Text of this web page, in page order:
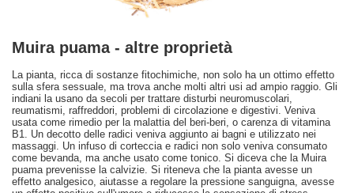
Muira puama - altre proprietà
La pianta, ricca di sostanze fitochimiche, non solo ha un ottimo effetto
sulla sfera sessuale, ma trova anche molti altri usi ad ampio raggio. Gli
indiani la usano da secoli per trattare disturbi neuromuscolari,
reumatismi, raffreddori, problemi di circolazione e digestivi. Veniva
usata come rimedio per la malattia del beri-beri, o carenza di vitamina
B1. Un decotto delle radici veniva aggiunto ai bagni e utilizzato nei
massaggi. Un infuso di corteccia e radici non solo veniva consumato
come bevanda, ma anche usato come tonico. Si diceva che la Muira
puama prevenisse la calvizie. Si riteneva che la pianta avesse un
effetto analgesico, aiutasse a regolare la pressione sanguigna, avesse